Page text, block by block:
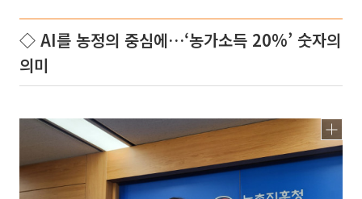
◇ AI를 농정의 중심에…‘농가소득 20%’ 숫자의
의미